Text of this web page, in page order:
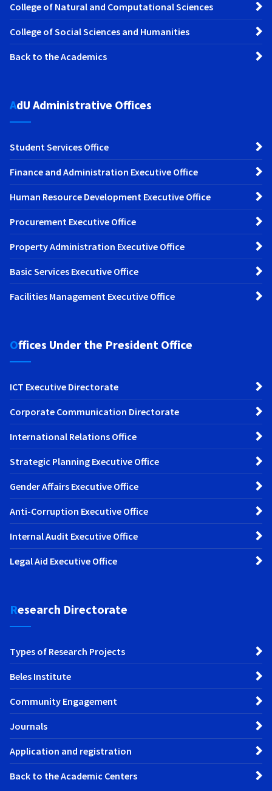
College of Natural and Computational Sciences
College of Social Sciences and Humanities
Back to the Academics
AdU Administrative Offices
Student Services Office
Finance and Administration Executive Office
Human Resource Development Executive Office
Procurement Executive Office
Property Administration Executive Office
Basic Services Executive Office
Facilities Management Executive Office
Offices Under the President Office
ICT Executive Directorate
Corporate Communication Directorate
International Relations Office
Strategic Planning Executive Office
Gender Affairs Executive Office
Anti-Corruption Executive Office
Internal Audit Executive Office
Legal Aid Executive Office
Research Directorate
Types of Research Projects
Beles Institute
Community Engagement
Journals
Application and registration
Back to the Academic Centers